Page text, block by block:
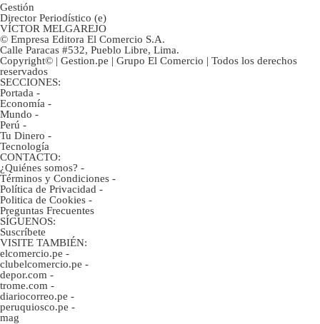
Gestión
Director Periodístico (e)
VÍCTOR MELGAREJO
© Empresa Editora El Comercio S.A.
Calle Paracas #532, Pueblo Libre, Lima.
Copyright© | Gestion.pe | Grupo El Comercio | Todos los derechos
reservados
SECCIONES:
Portada -
Economía -
Mundo -
Perú -
Tu Dinero -
Tecnología
CONTACTO:
¿Quiénes somos? -
Términos y Condiciones -
Política de Privacidad -
Politica de Cookies -
Preguntas Frecuentes
SÍGUENOS:
Suscríbete
VISITE TAMBIÉN:
elcomercio.pe -
clubelcomercio.pe -
depor.com -
trome.com -
diariocorreo.pe -
peruquiosco.pe -
mag